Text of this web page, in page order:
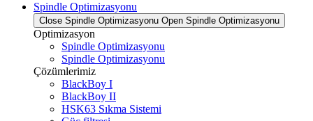
Spindle Optimizasyonu
Close Spindle Optimizasyonu Open Spindle Optimizasyonu
Optimizasyon
Spindle Optimizasyonu
Spindle Optimizasyonu
Çözümlerimiz
BlackBoy I
BlackBoy II
HSK63 Sıkma Sistemi